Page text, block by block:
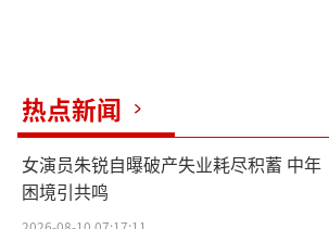
热点新闻
女演员朱锐自曝破产失业耗尽积蓄 中年
困境引共鸣